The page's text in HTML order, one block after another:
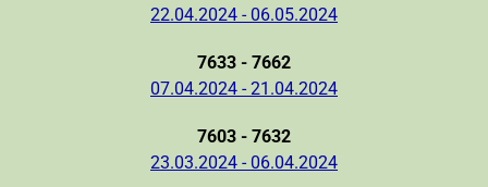
22.04.2024 - 06.05.2024
7633 - 7662
07.04.2024 - 21.04.2024
7603 - 7632
23.03.2024 - 06.04.2024